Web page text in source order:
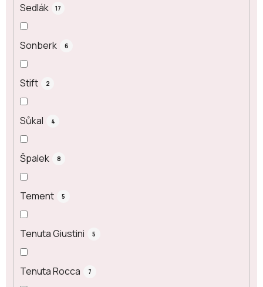
Sedlák 17
Sonberk 6
Stift 2
Sůkal 4
Špalek 8
Tement 5
Tenuta Giustini 5
Tenuta Rocca 7